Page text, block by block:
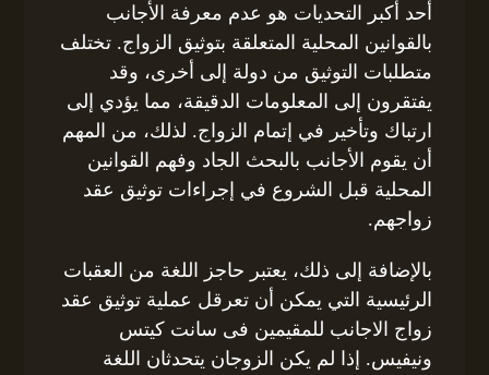
أحد أكبر التحديات هو عدم معرفة الأجانب
بالقوانين المحلية المتعلقة بتوثيق الزواج. تختلف
متطلبات التوثيق من دولة إلى أخرى، وقد
يفتقرون إلى المعلومات الدقيقة، مما يؤدي إلى
ارتباك وتأخير في إتمام الزواج. لذلك، من المهم
أن يقوم الأجانب بالبحث الجاد وفهم القوانين
المحلية قبل الشروع في إجراءات توثيق عقد
زواجهم.
بالإضافة إلى ذلك، يعتبر حاجز اللغة من العقبات
الرئيسية التي يمكن أن تعرقل عملية توثيق عقد
زواج الاجانب للمقيمين فى سانت كيتس
ونيفيس. إذا لم يكن الزوجان يتحدثان اللغة